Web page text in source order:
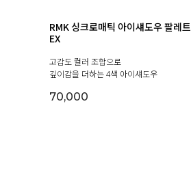
RMK 싱크로매틱 아이섀도우 팔레트
EX
고감도 컬러 조합으로
깊이감을 더하는 4색 아이섀도우
70,000